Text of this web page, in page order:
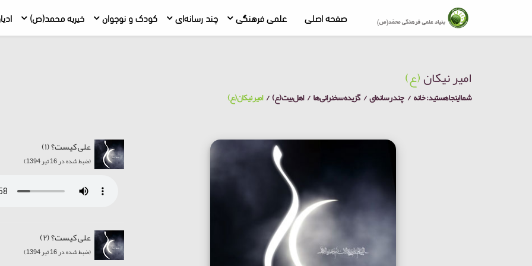
صفحه اصلی علمی فرهنگی چند رسانه‌ای کودک و نوجوان خیریه محمد(ص)
امیر نیکان(ع)
شما اینجا هستید:خانه چند رسانه‌ای گزیده سخنرانی ها اهل بیت (ع) امیر نیکان (ع)
علی کیست؟ (۱)
(ضبط شده در 16 تیر 1394)
علی کیست؟ (۲)
(ضبط شده در 16 تیر 1394)